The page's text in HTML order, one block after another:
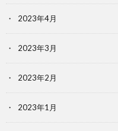
2023年4月
2023年3月
2023年2月
2023年1月